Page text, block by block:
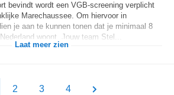
bevindt wordt een VGB-screening verplicht
Marechaussee. Om hiervoor in
je aan te kunnen tonen dat je minimaal 8
woont. Jouw team Stel...
Laat meer zien
2 3 4